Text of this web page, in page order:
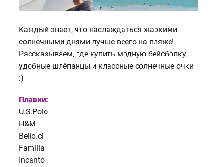
Каждый знает, что наслаждаться жаркими
солнечными днями лучше всего на пляже!
Рассказываем, где купить модную бейсболку,
удобные шлёпанцы и классные солнечные очки
:)
Плавки:
U.S.Polo
H&M
Belio.ci
Familia
Incanto